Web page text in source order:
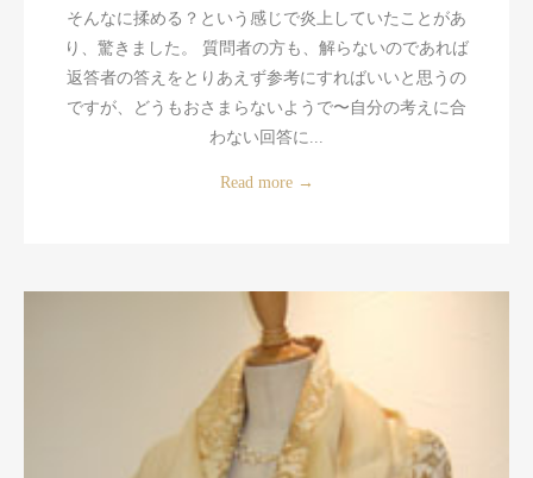
そんなに揉める？という感じで炎上していたことがあ
り、驚きました。 質問者の方も、解らないのであれば
返答者の答えをとりあえず参考にすればいいと思うの
ですが、どうもおさまらないようで〜自分の考えに合
わない回答に...
Read more →